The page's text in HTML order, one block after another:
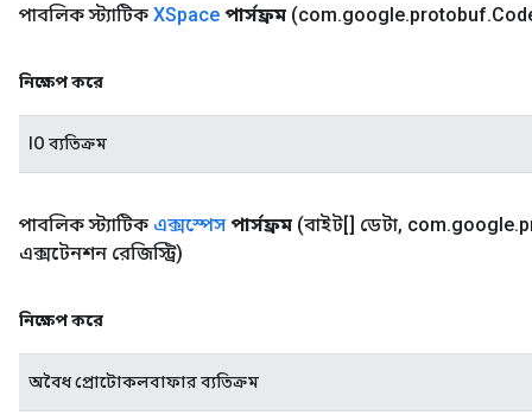
পাবলিক স্ট্যাটিক XSpace পার্সফ্রম (com.google.protobuf.
নিক্ষেপ করে
IO ব্যতিক্রম
পাবলিক স্ট্যাটিক এক্সস্পেস পার্সফ্রম (বাইট[] ডেটা, com.google.
এক্সটেনশন রেজিস্ট্রি)
নিক্ষেপ করে
অবৈধ প্রোটোকলবাফার ব্যতিক্রম